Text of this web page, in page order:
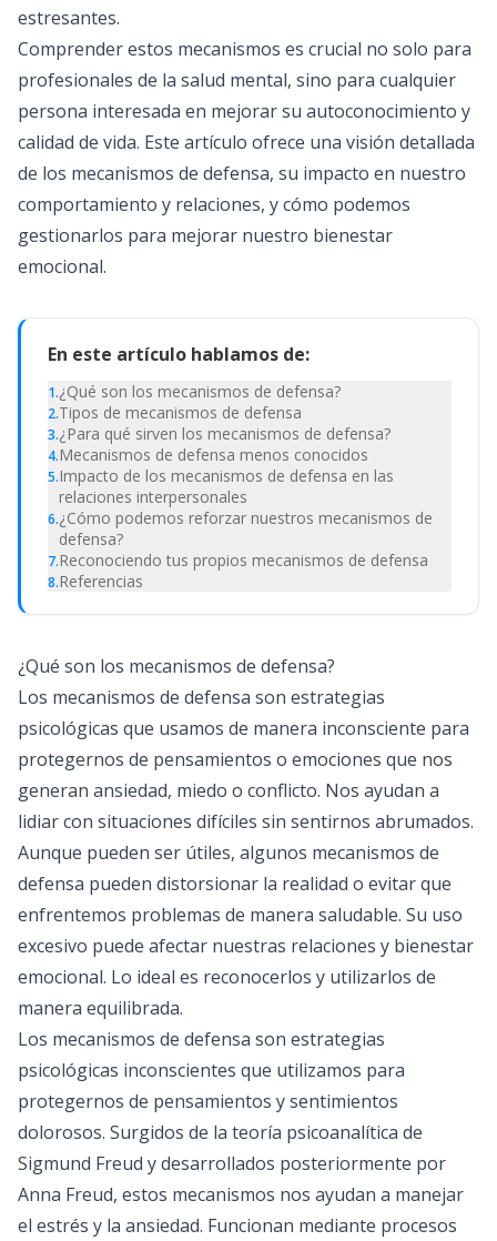
estresantes.
Comprender estos mecanismos es crucial no solo para
profesionales de la salud mental, sino para cualquier
persona interesada en mejorar su autoconocimiento y
calidad de vida. Este artículo ofrece una visión detallada
de los mecanismos de defensa, su impacto en nuestro
comportamiento y relaciones, y cómo podemos
gestionarlos para mejorar nuestro bienestar
emocional.
En este artículo hablamos de:
1.¿Qué son los mecanismos de defensa?
2.Tipos de mecanismos de defensa
3.¿Para qué sirven los mecanismos de defensa?
4.Mecanismos de defensa menos conocidos
5.Impacto de los mecanismos de defensa en las
relaciones interpersonales
6.¿Cómo podemos reforzar nuestros mecanismos de
defensa?
7.Reconociendo tus propios mecanismos de defensa
8.Referencias
¿Qué son los mecanismos de defensa?
Los mecanismos de defensa son estrategias
psicológicas que usamos de manera inconsciente para
protegernos de pensamientos o emociones que nos
generan ansiedad, miedo o conflicto. Nos ayudan a
lidiar con situaciones difíciles sin sentirnos abrumados.
Aunque pueden ser útiles, algunos mecanismos de
defensa pueden distorsionar la realidad o evitar que
enfrentemos problemas de manera saludable. Su uso
excesivo puede afectar nuestras relaciones y bienestar
emocional. Lo ideal es reconocerlos y utilizarlos de
manera equilibrada.
Los mecanismos de defensa son estrategias
psicológicas inconscientes que utilizamos para
protegernos de pensamientos y sentimientos
dolorosos. Surgidos de la teoría psicoanalítica de
Sigmund Freud y desarrollados posteriormente por
Anna Freud, estos mecanismos nos ayudan a manejar
el estrés y la ansiedad. Funcionan mediante procesos